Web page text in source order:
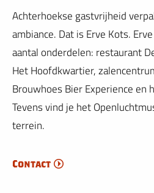
Achterhoekse gastvrijheid
ambiance. Dat is Erve Kots.
aantal onderdelen: restaurant
Het Hoofdkwartier,
Brouwhoes Bier Experience en
Tevens vind je het
terrein.
Contact